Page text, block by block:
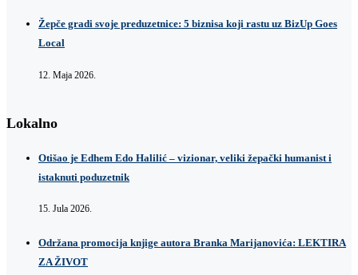
Žepče gradi svoje preduzetnice: 5 biznisa koji rastu uz BizUp Goes
Local
12. Maja 2026.
Lokalno
Otišao je Edhem Edo Halilić – vizionar, veliki žepački humanist i
istaknuti poduzetnik
15. Jula 2026.
Održana promocija knjige autora Branka Marijanovića: LEKTIRA
ZA ŽIVOT